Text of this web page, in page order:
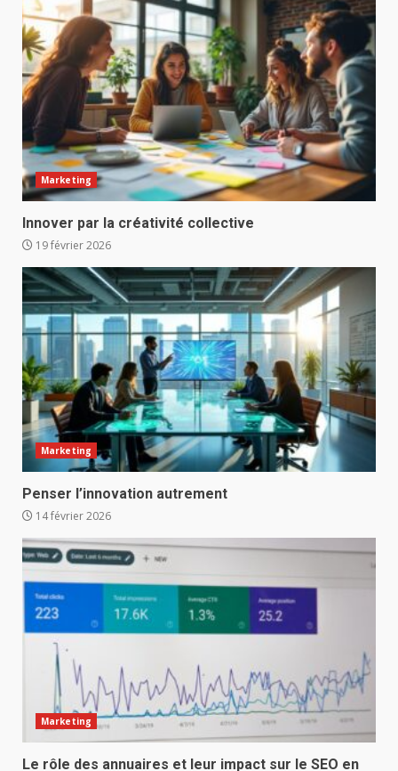
Marketing
Innover par la créativité collective
19 février 2026
Marketing
Penser l’innovation autrement
14 février 2026
Marketing
Le rôle des annuaires et leur impact sur le SEO en